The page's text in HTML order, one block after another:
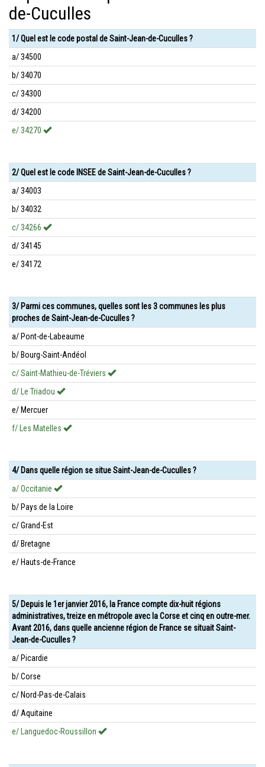
de-Cuculles
1/ Quel est le code postal de Saint-Jean-de-Cuculles ?
a/ 34500
b/ 34070
c/ 34300
d/ 34200
e/ 34270
2/ Quel est le code INSEE de Saint-Jean-de-Cuculles ?
a/ 34003
b/ 34032
c/ 34266
d/ 34145
e/ 34172
3/ Parmi ces communes, quelles sont les 3 communes les plus
proches de Saint-Jean-de-Cuculles ?
a/ Pont-de-Labeaume
b/ Bourg-Saint-Andéol
c/ Saint-Mathieu-de-Tréviers
d/ Le Triadou
e/ Mercuer
f/ Les Matelles
4/ Dans quelle région se situe Saint-Jean-de-Cuculles ?
a/ Occitanie
b/ Pays de la Loire
c/ Grand-Est
d/ Bretagne
e/ Hauts-de-France
5/ Depuis le 1er janvier 2016, la France compte dix-huit régions
administratives, treize en métropole avec la Corse et cinq en outre-mer.
Avant 2016, dans quelle ancienne région de France se situait Saint-
Jean-de-Cuculles ?
a/ Picardie
b/ Corse
c/ Nord-Pas-de-Calais
d/ Aquitaine
e/ Languedoc-Roussillon